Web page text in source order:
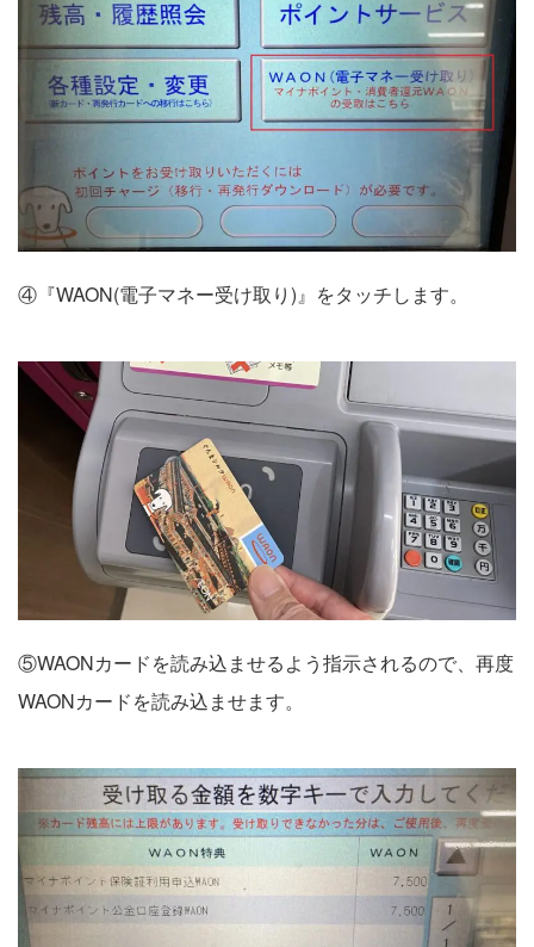
④『WAON(電子マネー受け取り)』をタッチします。
⑤WAONカードを読み込ませるよう指示されるので、再度
WAONカードを読み込ませます。